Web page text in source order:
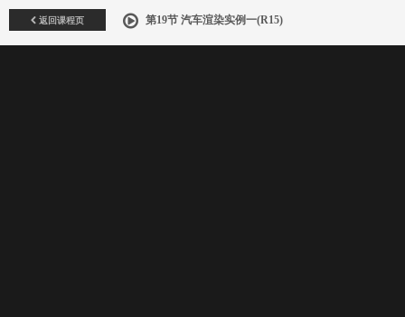
返回课程页 第19节 汽车渲染实例一(R15)